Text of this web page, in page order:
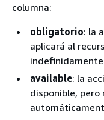
columna:
obligatorio: la
aplicará al
available: la
disponible, pero